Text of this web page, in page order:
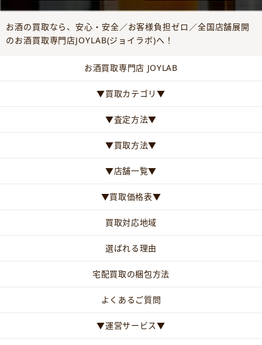
お酒の買取なら、安心・安全／お客様負担ゼロ／全国店舗展開
のお酒買取専門店JOYLAB(ジョイラボ)へ！
お酒買取専門店 JOYLAB
▼買取カテゴリ▼
▼査定方法▼
▼買取方法▼
▼店舗一覧▼
▼買取価格表▼
買取対応地域
選ばれる理由
宅配買取の梱包方法
よくあるご質問
▼運営サービス▼